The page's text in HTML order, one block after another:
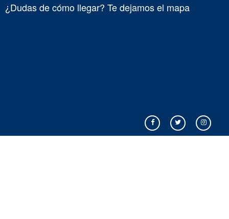
¿Dudas de cómo llegar? Te dejamos el mapa